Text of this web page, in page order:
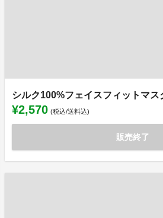
シルク100%フェイスフィットマス
¥2,570 (税込/送料込)
販売終了